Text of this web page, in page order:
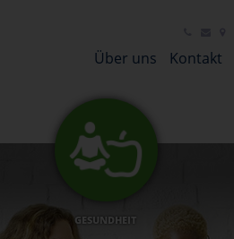
Über uns Kontakt
GESUNDHEIT